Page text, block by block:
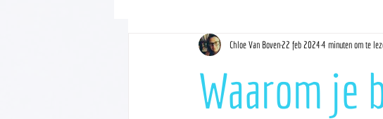
Waarom je
Chloe Van Boven22 feb 20244 minuten om te